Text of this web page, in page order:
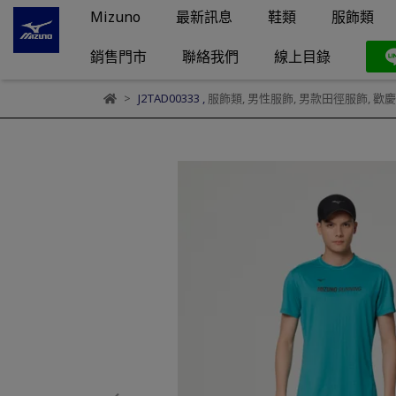
Mizuno 最新訊息 鞋類 服飾類
銷售門市 聯絡我們 線上目錄
J2TAD00333 , 服飾類, 男性服飾, 男款田徑服飾,歡